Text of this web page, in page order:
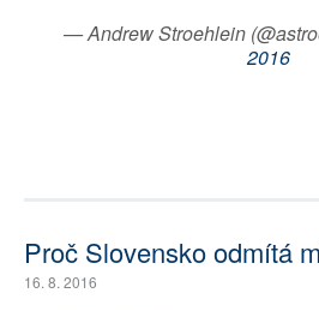
— Andrew Stroehlein
2016
Proč Slovensko odmítá
16. 8. 2016